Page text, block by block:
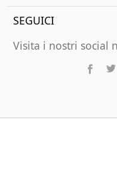
SEGUICI
Visita i nostri social